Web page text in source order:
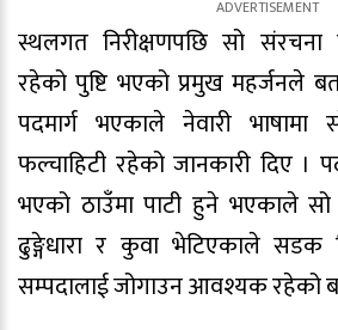
स्थलगत निरीक्षणपछि सो
रहेको पुष्टि भएको प्रमुख महर्जनले
पदमार्ग भएकाले नेवारी
फल्चाहिटी रहेको जानकारी दिए ।
भएको ठाउँमा पाटी हुने भएकाले सो
ढुङ्गेधारा र कुवा भेटिएकाले सडक
सम्पदालाई जोगाउन आवश्यक रहेको